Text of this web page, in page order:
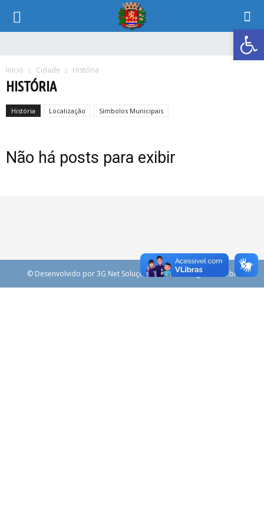
Abrir
Inicio Cidade História
HISTÓRIA
História Localização Símbolos Municipais
Não há posts para exibir
© Desenvolvido por 3G Net Soluções Web - www.3gnet.com.br